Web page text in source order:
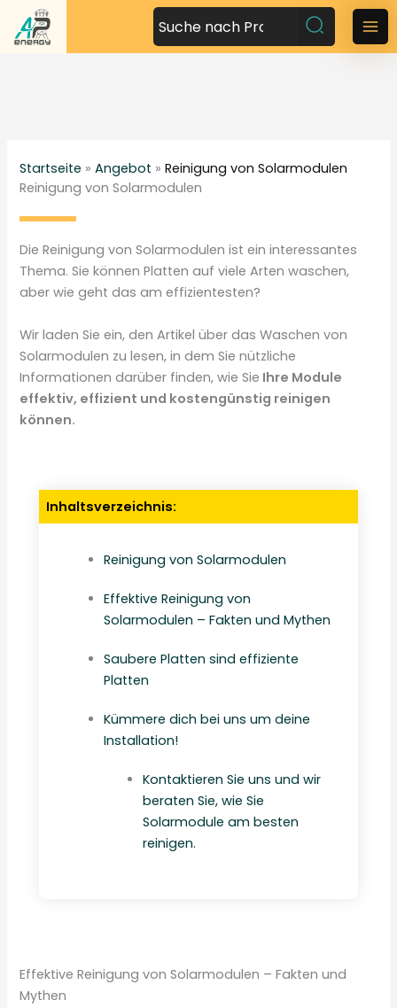
M
Startseite »Angebot »Reinigung von Solarmodulen
Reinigung von Solarmodulen
Die Reinigung von Solarmodulen ist ein interessantes
Thema. Sie können Platten auf viele Arten waschen,
aber wie geht das am effizientesten?
Wir laden Sie ein, den Artikel über das Waschen von
Solarmodulen zu lesen, in dem Sie nützliche
Informationen darüber finden, wie Sie Ihre Module
effektiv, effizient und kostengünstig reinigen
können.
Inhaltsverzeichnis:
Reinigung von Solarmodulen
Effektive Reinigung von
Solarmodulen – Fakten und Mythen
Saubere Platten sind effiziente
Platten
Kümmere dich bei uns um deine
Installation!
Kontaktieren Sie uns und wir
beraten Sie, wie Sie
Solarmodule am besten
reinigen.
Effektive Reinigung von Solarmodulen – Fakten und
Mythen